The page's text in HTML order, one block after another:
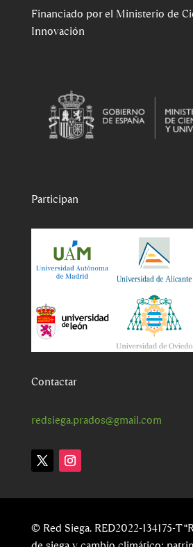
Financiado por el Ministerio de
Innovación
Participan
Contactar
redsiega.prados@gmail.com
© Red Siega. RED2022-134175-T